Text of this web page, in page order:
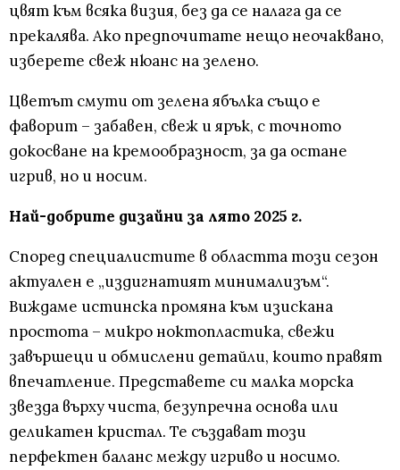
цвят към всяка визия, без да се налага да се
прекалява. Ако предпочитате нещо неочаквано,
изберете свеж нюанс на зелено.
Цветът смути от зелена ябълка също е
фаворит – забавен, свеж и ярък, с точното
докосване на кремообразност, за да остане
игрив, но и носим.
Най-добрите дизайни за лято 2025 г.
Според специалистите в областта този сезон
актуален е „издигнатият минимализъм“.
Виждаме истинска промяна към изискана
простота – микро ноктопластика, свежи
завършеци и обмислени детайли, които правят
впечатление. Представете си малка морска
звезда върху чиста, безупречна основа или
деликатен кристал. Те създават този
перфектен баланс между игриво и носимо.